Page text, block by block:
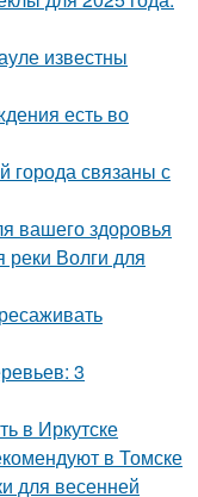
известны
есть во
города связаны с
вашего здоровья
Волги для
3
в Иркутске
в Томске
для весенней